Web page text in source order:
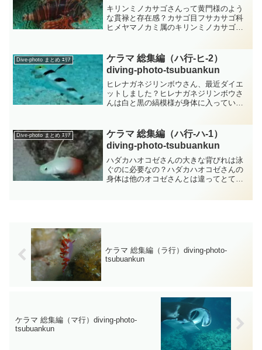
キリンミノカサゴさんって黄門様のよう
な貫禄と存在感？カサゴ目フサカサゴ科
ヒメヤマノカミ属のキリンミノカサゴさ
です・・・正に「控えよ～！」といった
雰囲気のキリンミノカサゴ...
Dive-photo まとめ ｴﾘｱ
ケラマ 総集編（ハ行-ヒ-2）
diving-photo‐tsubuankun
ヒレナガネジリンボウさん、最近ダイエ
ットしました？ヒレナガネジリンボウさ
んは白と黒の縞模様が身体に入っていま
す・・・体も細目だしダイエット中では
なくてまだ成長過程の若者か...
Dive-photo まとめ ｴﾘｱ
ケラマ 総集編（ハ行-ハ-1）
diving-photo‐tsubuankun
ハダカハオコゼさんの大きな背びれは泳
ぐのに必要なの？ハダカハオコゼさんの
身体は他のオコゼさんとは違ってとても
ケラマ 総集編（ラ行）diving-photo‐
tsubuankun
ケラマ 総集編（マ行）diving-photo‐
tsubuankun